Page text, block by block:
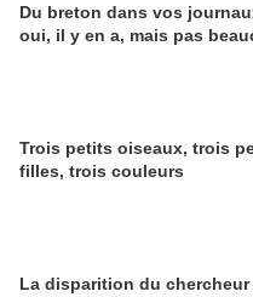
Du breton dans vos
oui, il y en a, mais pas
Trois petits oiseaux, trois
filles, trois couleurs
La disparition du chercheur